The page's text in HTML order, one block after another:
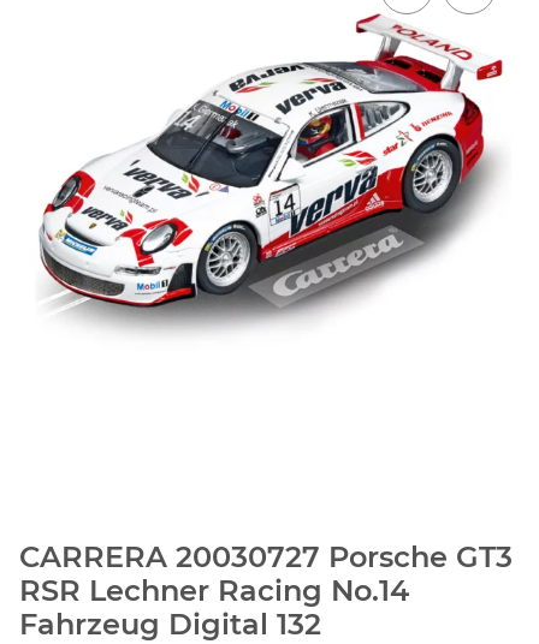
CARRERA 20030727 Porsche GT3
RSR Lechner Racing No.14
Fahrzeug Digital 132